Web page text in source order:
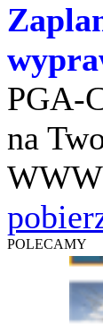
PGA-
na
WWW
POLECAMY